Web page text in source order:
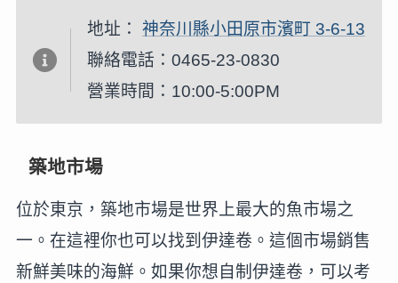
地址： 神奈川縣小田原市濱町 3-6-13
聯絡電話：0465-23-0830
營業時間：10:00-5:00PM
築地市場
位於東京，築地市場是世界上最大的魚市場之
一。在這裡你也可以找到伊達卷。這個市場銷售
新鮮美味的海鮮。如果你想自制伊達卷，可以考